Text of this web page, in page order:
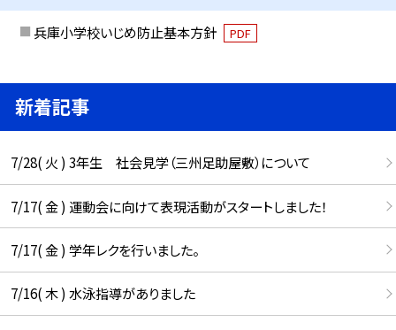
兵庫小学校いじめ防止基本方針 PDF
新着記事
7/28( 火 ) 3年生 社会見学（三州足助屋敷）について
7/17( 金 ) 運動会に向けて表現活動がスタートしました！
7/17( 金 ) 学年レクを行いました。
7/16( 木 ) 水泳指導がありました